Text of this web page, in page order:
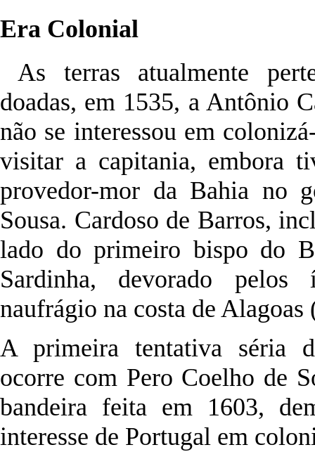
Era Colonial
As terras atualmente
doadas, em 1535, a Antônio
não se interessou em
visitar a capitania, embora
provedor-mor da Bahia no
Sousa. Cardoso de Barros,
lado do primeiro bispo do
Sardinha, devorado
naufrágio na costa de
A primeira tentativa séria
ocorre com Pero Coelho de
bandeira feita em 1603,
interesse de Portugal em